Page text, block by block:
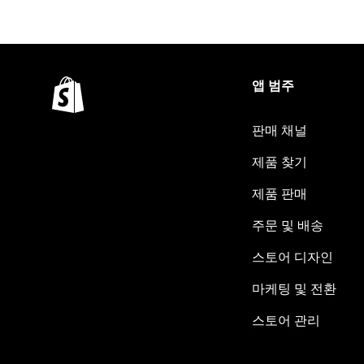
앱 범주
판매 채널
제품 찾기
제품 판매
주문 및 배송
스토어 디자인
마케팅 및 전환
스토어 관리